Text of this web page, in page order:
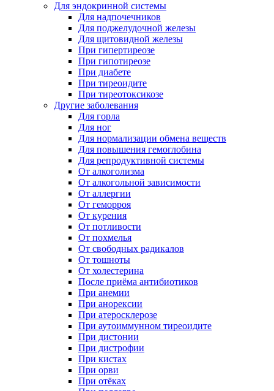
Для эндокринной системы
Для надпочечников
Для поджелудочной железы
Для щитовидной железы
При гипертиреозе
При гипотиреозе
При диабете
При тиреоидите
При тиреотоксикозе
Другие заболевания
Для горла
Для ног
Для нормализации обмена веществ
Для повышения гемоглобина
Для репродуктивной системы
От алкоголизма
От алкогольной зависимости
От аллергии
От геморроя
От курения
От потливости
От похмелья
От свободных радикалов
От тошноты
От холестерина
После приёма антибиотиков
При анемии
При анорексии
При атеросклерозе
При аутоиммунном тиреоидите
При дистонии
При дистрофии
При кистах
При орви
При отёках